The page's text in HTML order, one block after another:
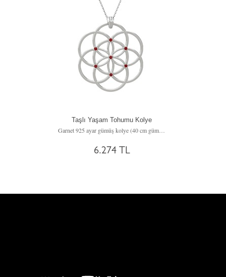
Taşlı Yaşam Tohumu Kolye
Garnet 925 ayar gümüş kolye (40 cm gümüş rolo zincir)
6.274 TL